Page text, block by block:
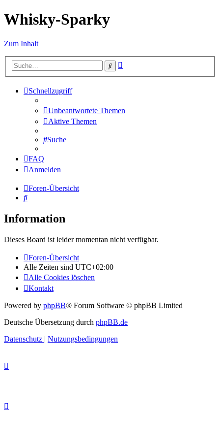
Whisky-Sparky
Zum Inhalt
Suche
Schnellzugriff
Unbeantwortete Themen
Aktive Themen
Suche
FAQ
Anmelden
Foren-Übersicht
Suche
Information
Dieses Board ist leider momentan nicht verfügbar.
Foren-Übersicht
Alle Zeiten sind UTC+02:00
Alle Cookies löschen
Kontakt
Powered by phpBB® Forum Software © phpBB Limited
Deutsche Übersetzung durch phpBB.de
Datenschutz | Nutzungsbedingungen